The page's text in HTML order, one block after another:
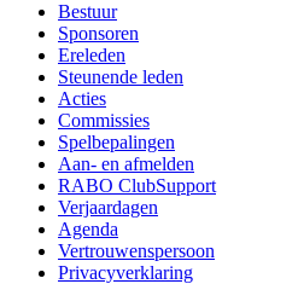
Bestuur
Sponsoren
Ereleden
Steunende leden
Acties
Commissies
Spelbepalingen
Aan- en afmelden
RABO ClubSupport
Verjaardagen
Agenda
Vertrouwenspersoon
Privacyverklaring